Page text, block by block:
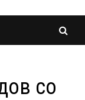
со